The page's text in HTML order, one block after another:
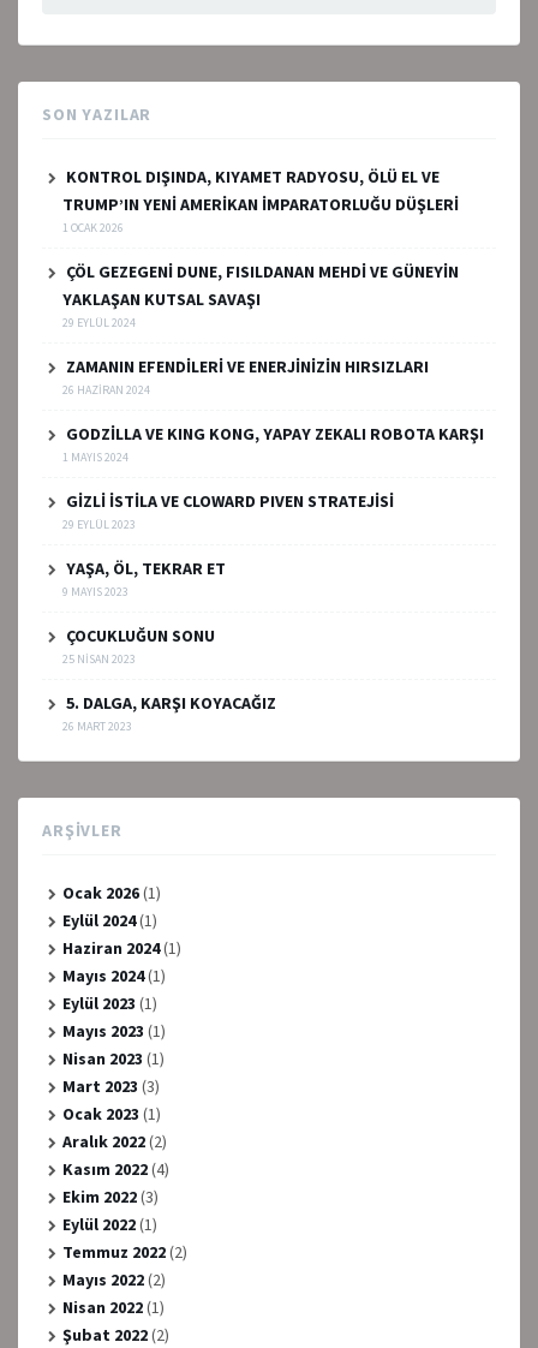
SON YAZILAR
KONTROL DIŞINDA, KIYAMET RADYOSU, ÖLÜ EL VE
TRUMP’IN YENİ AMERİKAN İMPARATORLUĞU DÜŞLERİ
1 OCAK 2026
ÇÖL GEZEGENİ DUNE, FISILDANAN MEHDİ VE GÜNEYİN
YAKLAŞAN KUTSAL SAVAŞI
29 EYLÜL 2024
ZAMANIN EFENDİLERİ VE ENERJİNİZİN HIRSIZLARI
26 HAZIRAN 2024
GODZİLLA VE KING KONG, YAPAY ZEKALI ROBOTA KARŞI
1 MAYIS 2024
GİZLİ İSTİLA VE CLOWARD PIVEN STRATEJİSİ
29 EYLÜL 2023
YAŞA, ÖL, TEKRAR ET
9 MAYIS 2023
ÇOCUKLUĞUN SONU
25 NISAN 2023
5. DALGA, KARŞI KOYACAĞIZ
26 MART 2023
ARŞIVLER
Ocak 2026(1)
Eylül 2024(1)
Haziran 2024(1)
Mayıs 2024(1)
Eylül 2023 (1)
Mayıs 2023 (1)
Nisan 2023 (1)
Mart 2023 (3)
Ocak 2023 (1)
Aralık 2022(2)
Kasım 2022(4)
Ekim 2022(3)
Eylül 2022(1)
Temmuz 2022(2)
Mayıs 2022(2)
Nisan 2022(1)
Şubat 2022(2)